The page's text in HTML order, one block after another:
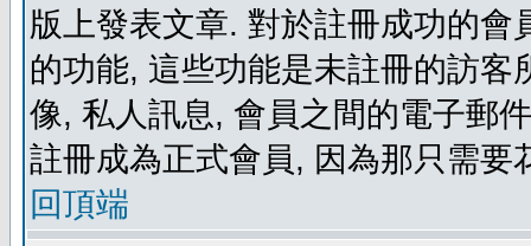
版上發表文章. 對於註冊成功的
的功能, 這些功能是未註冊的訪
像, 私人訊息, 會員之間的電子郵
註冊成為正式會員, 因為那只需要
回頂端